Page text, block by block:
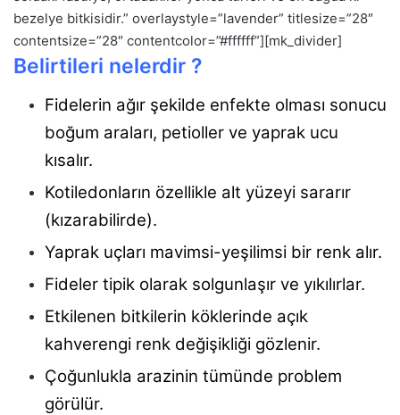
bezelye bitkisidir.” overlaystyle=”lavender” titlesize=”28″
contentsize=”28″ contentcolor=”#ffffff”][mk_divider]
Belirtileri nelerdir ?
Fidelerin ağır şekilde enfekte olması sonucu
boğum araları, petioller ve yaprak ucu
kısalır.
Kotiledonların özellikle alt yüzeyi sararır
(kızarabilirde).
Yaprak uçları mavimsi-yeşilimsi bir renk alır.
Fideler tipik olarak solgunlaşır ve yıkılırlar.
Etkilenen bitkilerin köklerinde açık
kahverengi renk değişikliği gözlenir.
Çoğunlukla arazinin tümünde problem
görülür.